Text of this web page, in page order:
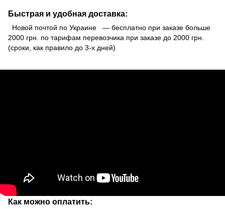
Быстрая и удобная доставка:
Новой почтой по Украине — бесплатно при заказе больше
2000 грн. по тарифам перевозчика при заказе до 2000 грн.
(сроки, как правило до 3-х дней)
Как можно оплатить: